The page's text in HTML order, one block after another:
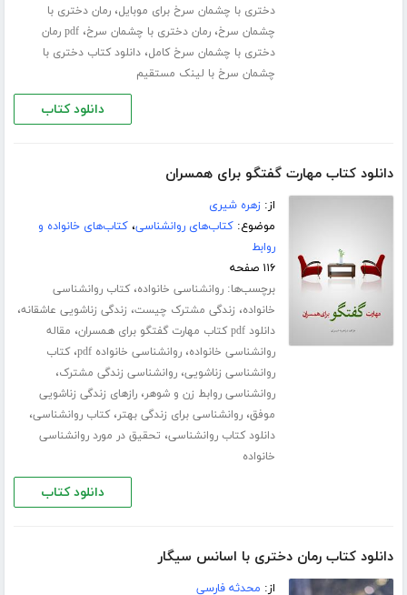
دختری با چشمان سرخ برای موبایل،رمان دختری با
چشمان سرخ،رمان دختری با چشمان سرخ،
pdf رمان
دختری با چشمان سرخ کامل،دانلود کتاب دختری با
چشمان سرخ با لینک مستقیم
دانلود کتاب
دانلود کتاب مهارت گفتگو برای همسران
از:زهره شیری
موضوع:کتاب‌های روانشناسی،کتاب‌های خانواده و
روابط
۱۱۶ صفحه
برچسب‌ها:روانشناسی خانواده،کتاب روانشناسی
خانواده، زندگی مشترک چیست، زندگی زناشویی عاشقانه،
دانلود pdf کتاب مهارت گفتگو برای همسران ، مقاله
روانشناسی خانواده،روانشناسی خانواده pdf ،کتاب
روانشناسی زناشویی،روانشناسی زندگی مشترک،
روانشناسی روابط زن و شوهر،رازهای زندگی زناشویی
موفق،روانشناسی برای زندگی بهتر،کتاب روانشناسی،
دانلود کتاب روانشناسی، تحقیق در مورد روانشناسی
خانواده
دانلود کتاب
دانلود کتاب رمان دختری با اسانس سیگار
از: محدثه فارسی